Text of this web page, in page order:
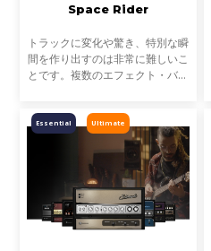
Space Rider
トラックに変化や驚き、特別な瞬
間を作り出すのは非常に難しいこ
とです。複数のエフェクト・バス
かる作業を、Space Riderは大幅
に効率化します。
Ultimate
Essential